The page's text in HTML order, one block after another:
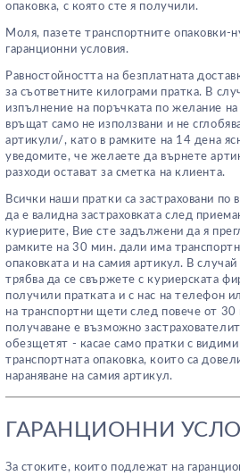
опаковка, с която сте я получили.
Моля, пазете транспортните опаковки-
гаранционни условия.
Равностойността на безплатната
за съответните килограми пратка. В
изпълнение на поръчката по желание
връщат само не използвани и не
артикули/, като в рамките на 14 дена
уведомите, че желаете да върнете
разходи остават за сметка на клиента.
Всички наши пратки са застраховани по
да е валидна застраховката след
куриерите, Вие сте задължени да я
рамките на 30 мин. дали има
опаковката и на самия артикул. В
трябва да се свържете с куриерската
получили пратката и с нас на телефон
на транспортни щети след повече от
получаване е възможно
обезщетят - касае само пратки с
транспортната опаковка, които са
нараняване на самия артикул.
ГАРАНЦИОННИ
За стоките, които подлежат на